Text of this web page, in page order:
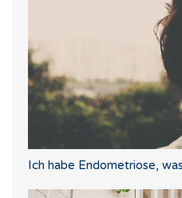
Ich habe Endometriose,